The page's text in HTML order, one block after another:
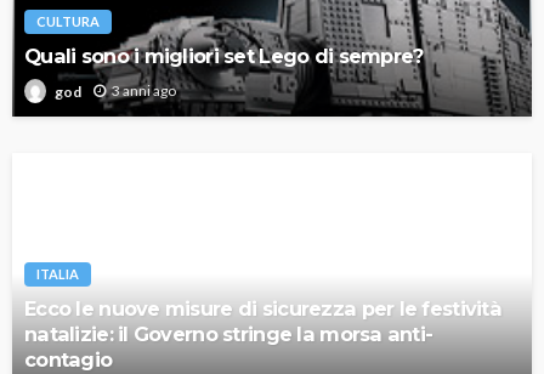
CULTURA
Quali sono i migliori set Lego di sempre?
god 3 anni ago
ITALIA
Ecco le nuove misure di sicurezza per le festività
natalizie: il Governo stringe la morsa anti-
contagio